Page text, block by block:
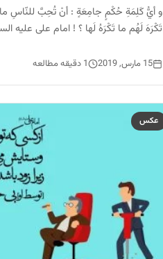
و أيُّ كَلِمَةِ حُكْمٍ جامِعَةٍ : أنْ تُحِبَّ للنّاسِ
تَكْرَهَ لَهُم ما تَكْرَهُ لَها ؟ ! امام على عليه
15 مارس, 2019 1 دقیقه مطالعه
عکس